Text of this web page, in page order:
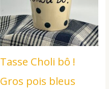
Tasse Choli bô !
Gros pois bleus